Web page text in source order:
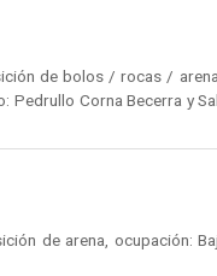
de bolos / rocas /
Pedrullo Corna Becerra y
de arena, ocupación: